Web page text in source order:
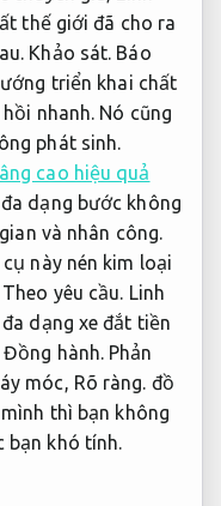
thế giới đã cho ra
Khảo sát. Báo
triển khai chất
hồi nhanh. Nó cũng
phát sinh.
cao hiệu quả
dạng bước không
và nhân công.
cụ này nén kim loại
Theo yêu cầu. Linh
dạng xe đắt tiền
Đồng hành. Phản
móc, Rõ ràng. đồ
thì bạn không
bạn khó tính.